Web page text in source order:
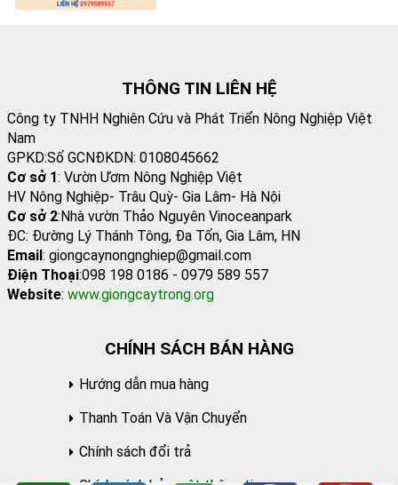
THÔNG TIN LIÊN HỆ
Công ty TNHH Nghiên Cứu và Phát Triển Nông Nghiệp Việt
Nam
GPKD:Số GCNĐKDN: 0108045662
Cơ sở 1: Vườn Ươm Nông Nghiệp Việt
HV Nông Nghiệp- Trâu Quỳ- Gia Lâm- Hà Nội
Cơ sở 2:Nhà vườn Thảo Nguyên Vinoceanpark
ĐC: Đường Lý Thánh Tông, Đa Tốn, Gia Lâm, HN
Email : giongcaynongnghiep@gmail.com
Điện Thoại:098 198 0186 - 0979 589 557
Website: www.giongcaytrong.org
CHÍNH SÁCH BÁN HÀNG
Hướng dẫn mua hàng
Thanh Toán Và Vận Chuyển
Chính sách đổi trả